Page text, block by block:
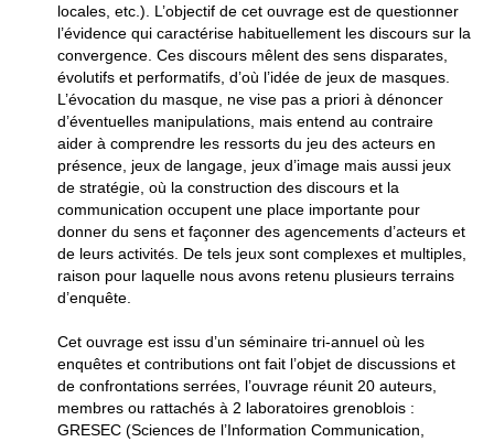
locales, etc.). L’objectif de cet ouvrage est de questionner
l’évidence qui caractérise habituellement les discours sur la
convergence. Ces discours mêlent des sens disparates,
évolutifs et performatifs, d’où l’idée de jeux de masques.
L’évocation du masque, ne vise pas a priori à dénoncer
d’éventuelles manipulations, mais entend au contraire
aider à comprendre les ressorts du jeu des acteurs en
présence, jeux de langage, jeux d’image mais aussi jeux
de stratégie, où la construction des discours et la
communication occupent une place importante pour
donner du sens et façonner des agencements d’acteurs et
de leurs activités. De tels jeux sont complexes et multiples,
raison pour laquelle nous avons retenu plusieurs terrains
d’enquête.
Cet ouvrage est issu d’un séminaire tri-annuel où les
enquêtes et contributions ont fait l’objet de discussions et
de confrontations serrées, l’ouvrage réunit 20 auteurs,
membres ou rattachés à 2 laboratoires grenoblois :
GRESEC (Sciences de l’Information Communication,